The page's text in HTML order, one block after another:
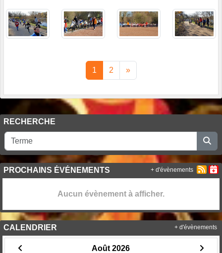
1 2 »
RECHERCHE
PROCHAINS ÉVÉNEMENTS
Aucun évènement à afficher.
+ d'évènements
CALENDRIER
Août 2026
+ d'évènements